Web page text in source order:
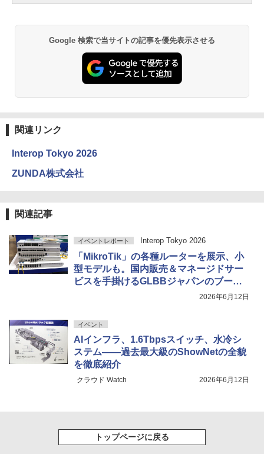
Google 検索で当サイトの記事を優先表示させる
関連リンク
Interop Tokyo 2026
ZUNDA株式会社
関連記事
イベントレポート Interop Tokyo 2026
「MikroTik」の各種ルーターを展示、小
型モデルも。国内販売＆マネージドサー
ビスを手掛けるGLBBジャパンのブース
2026年6月12日
イベント
AIインフラ、1.6Tbpsスイッチ、水冷シ
ステム――過去最大級のShowNetの全貌
を徹底紹介
クラウド Watch 2026年6月12日
トップページに戻る